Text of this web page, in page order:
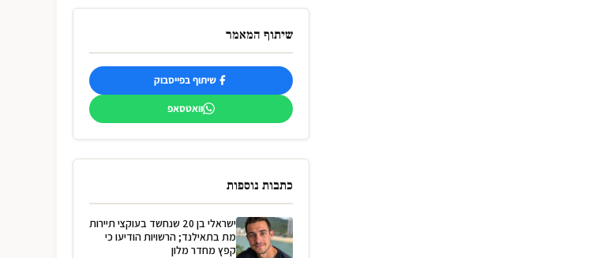
שיתוף המאמר
שיתוף בפייסבוק
וואטסאפ
כתבות נוספות
ישראלי בן 20 שנחשד בעוקצי תיירות
מת בתאילנד; הרשויות הודיעו כי
קפץ מחדר מלון